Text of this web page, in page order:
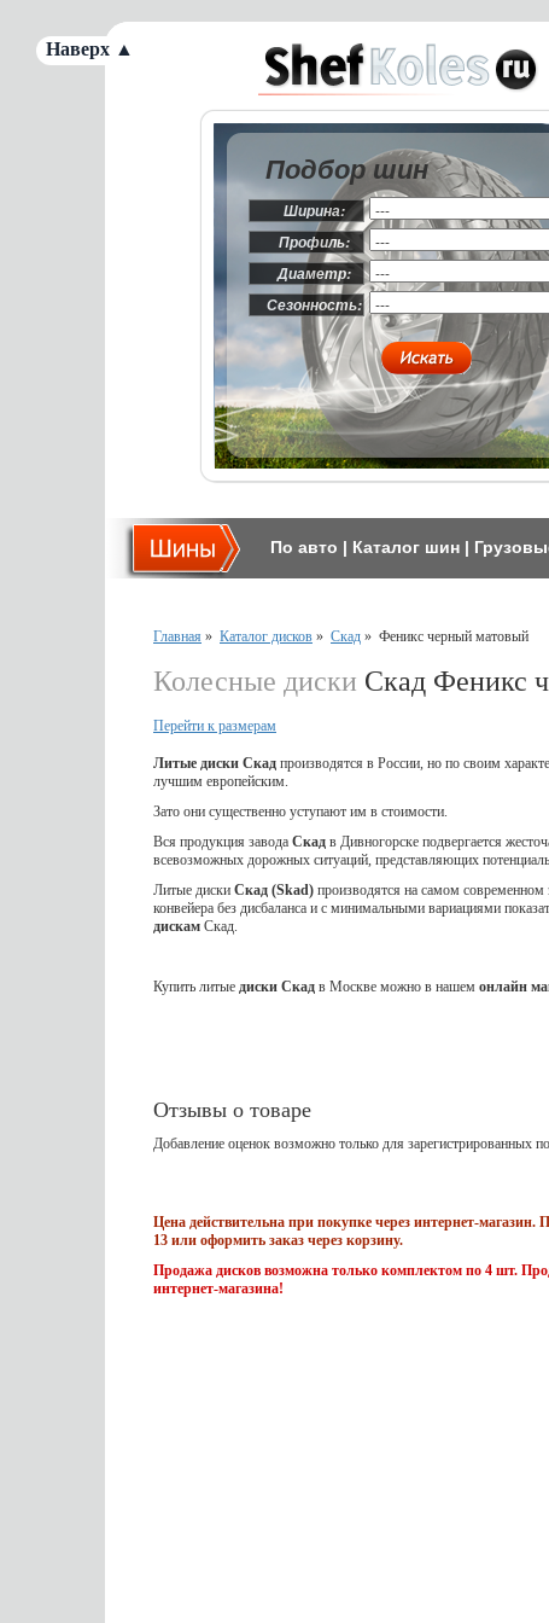
Подбор шин
Ширина:
Профиль:
Диаметр:
Сезонность:
По авто | Каталог шин |
Главная » Каталог дисков » Скад » Феникс черный матовый
Колесные диски Скад Феникс
Перейти к размерам
Литые диски Скад производятся в России, но по своим
лучшим европейским.
Зато они существенно уступают им в стоимости.
Вся продукция завода Скад в Дивногорске подвергается
всевозможных дорожных ситуаций, представляющих
Литые диски Скад (Skad) производятся на самом современном
конвейера без дисбаланса и с минимальными вариациями
дискам Скад.
Купить литые диски Скад в Москве можно в нашем онлайн
Отзывы о товаре
Добавление оценок возможно только для зарегистрированных
Цена действительна при покупке через интернет-магазин.
13 или оформить заказ через корзину.
Продажа дисков возможна только комплектом по 4 шт.
интернет-магазина!
Наверх ▲